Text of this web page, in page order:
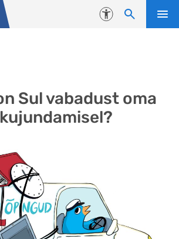
Juurdepääsetavus
Sul vabadust oma